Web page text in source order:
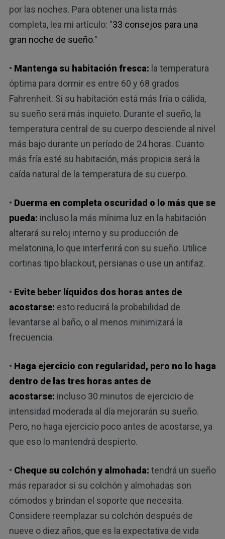
por las noches. Para obtener una lista más
completa, lea mi artículo: "33 consejos para una
gran noche de sueño."
• Mantenga su habitación fresca: la temperatura
óptima para dormir es entre 60 y 68 grados
Fahrenheit. Si su habitación está más fría o cálida,
su sueño será más inquieto. Durante el sueño, la
temperatura central de su cuerpo desciende al nivel
más bajo durante un período de 24 horas. Cuanto
más fría esté su habitación, más propicia será la
caída natural de la temperatura de su cuerpo.
• Duerma en completa oscuridad o lo más que se
pueda: incluso la más mínima luz en la habitación
alterará su reloj interno y su producción de
melatonina, lo que interferirá con su sueño. Utilice
cortinas tipo blackout, persianas o use un antifaz.
• Evite beber líquidos dos horas antes de
acostarse: esto reducirá la probabilidad de
levantarse al baño, o al menos minimizará la
frecuencia.
• Haga ejercicio con regularidad, pero no lo haga
dentro de las tres horas antes de
acostarse: incluso 30 minutos de ejercicio de
intensidad moderada al día mejorarán su sueño.
Pero, no haga ejercicio poco antes de acostarse, ya
que eso lo mantendrá despierto.
• Cheque su colchón y almohada: tendrá un sueño
más reparador si su colchón y almohadas son
cómodos y brindan el soporte que necesita.
Considere reemplazar su colchón después de
nueve o diez años, que es la expectativa de vida